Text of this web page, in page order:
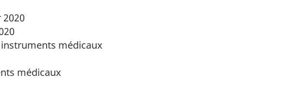
2020
médicaux
médicaux